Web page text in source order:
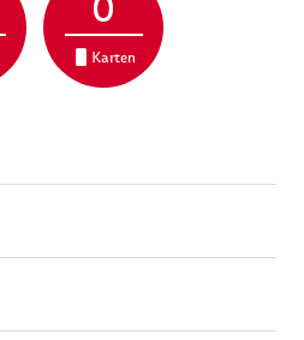
0
Karten